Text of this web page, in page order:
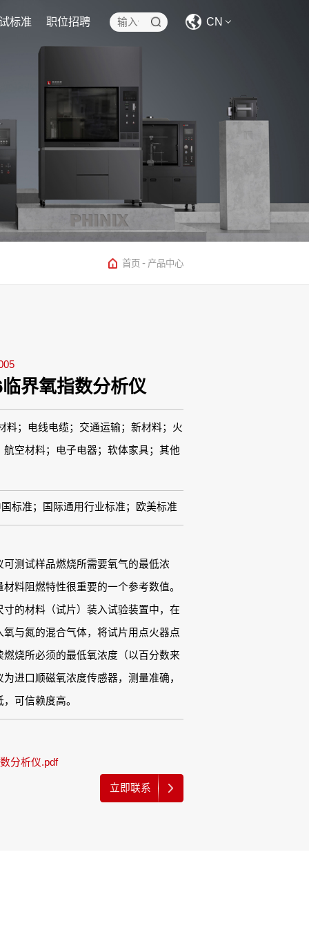
标准 职位招聘 CN
CN EN
首页 - 产品中心
界氧指数分析仪
料；电线电缆；交通运输；新材料；火
航空材料；电子电器；软体家具；其他
标准；国际通用行业标准；欧美标准
可测试样品燃烧所需要氧气的最低浓
料阻燃特性很重要的一个参考数值。
寸的材料（试片）装入试验装置中，在
氧与氮的混合气体，将试片用点火器点
燃烧所必须的最低氧浓度（以百分数来
进口顺磁氧浓度传感器，测量准确，
可信赖度高。
分析仪.pdf
立即联系